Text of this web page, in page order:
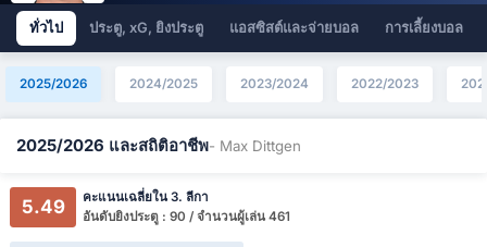
ทั่วไป ประตู, xG, ยิงประตู แอสซิสต์และจ่ายบอล การเลี้ยงบอล
2025/2026 2024/2025 2023/2024 2022/2023
2025/2026 และสถิติอาชีพ- Max Dittgen
5.49
คะแนนเฉลี่ยใน 3. ลีกา
อันดับยิงประตู : 90 / จำนวนผู้เล่น 461